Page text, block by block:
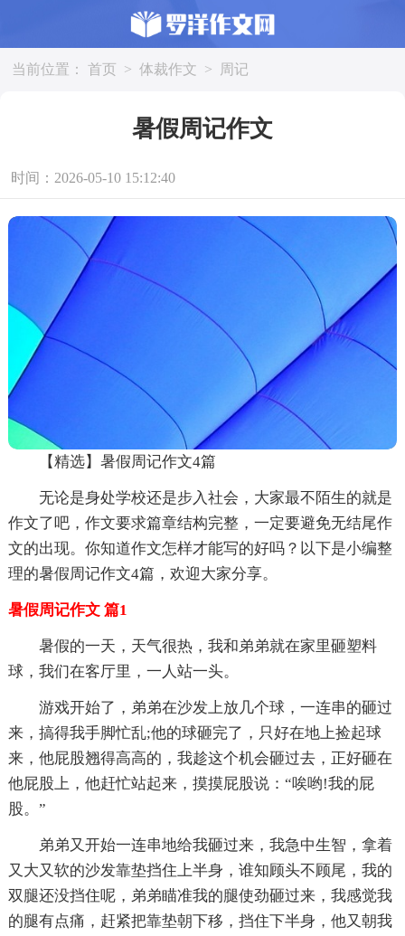
当前位置： 首页 > 体裁作文 > 周记
暑假周记作文
时间：2026-05-10 15:12:40
【精选】暑假周记作文4篇
无论是身处学校还是步入社会，大家最不陌生的就是
作文了吧，作文要求篇章结构完整，一定要避免无结尾作
文的出现。你知道作文怎样才能写的好吗？以下是小编整
理的暑假周记作文4篇，欢迎大家分享。
暑假周记作文 篇1
暑假的一天，天气很热，我和弟弟就在家里砸塑料
球，我们在客厅里，一人站一头。
游戏开始了，弟弟在沙发上放几个球，一连串的砸过
来，搞得我手脚忙乱;他的球砸完了，只好在地上捡起球
来，他屁股翘得高高的，我趁这个机会砸过去，正好砸在
他屁股上，他赶忙站起来，摸摸屁股说：“唉哟!我的屁
股。”
弟弟又开始一连串地给我砸过来，我急中生智，拿着
又大又软的沙发靠垫挡住上半身，谁知顾头不顾尾，我的
双腿还没挡住呢，弟弟瞄准我的腿使劲砸过来，我感觉我
的腿有点痛，赶紧把靠垫朝下移，挡住下半身，他又朝我